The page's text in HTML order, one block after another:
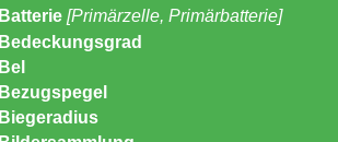
Batterie [Primärzelle, Primärbatterie]
Bedeckungsgrad
Bel
Bezugspegel
Biegeradius